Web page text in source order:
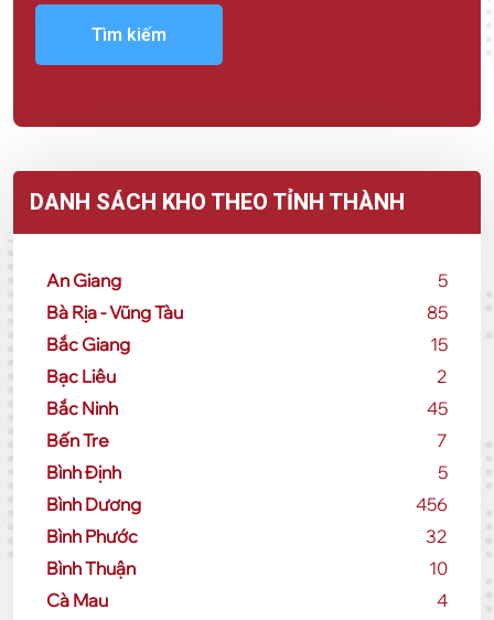
Tìm kiếm
DANH SÁCH KHO THEO TỈNH THÀNH
An Giang
5
Bà Rịa - Vũng Tàu
85
Bắc Giang
15
Bạc Liêu
2
Bắc Ninh
45
Bến Tre
7
Bình Định
5
Bình Dương
456
Bình Phước
32
Bình Thuận
10
Cà Mau
4